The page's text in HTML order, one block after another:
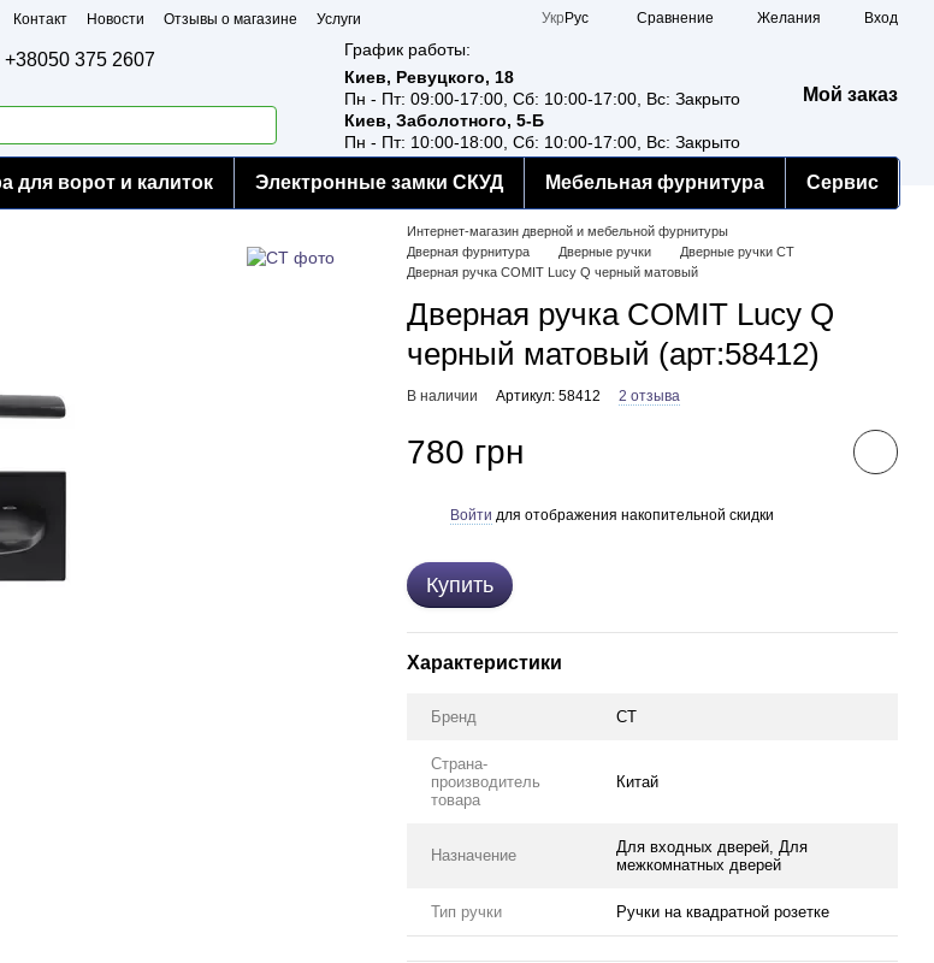
Контакт Новости Отзывы о магазине
Услуги
Укр Рус Сравнение Желания Вход
+38050 375 2607
График работы:
Киев, Ревуцкого, 18
Пн - Пт: 09:00-17:00, Сб: 10:00-17:00, Вс: Закрыто
Киев, Заболотного, 5-Б
Пн - Пт: 10:00-18:00, Сб: 10:00-17:00, Вс: Закрыто
Мой заказ
для ворот и калиток Электронные замки СКУД Мебельная фурнитура Сервис
Интернет-магазин дверной и мебельной фурнитуры
Дверная фурнитура
Дверные ручки
Дверные ручки CT
Дверная ручка COMIT Lucy Q черный матовый
Дверная ручка COMIT Lucy Q
черный матовый (арт:58412)
В наличии Артикул: 58412 2 отзыва
780 грн
Войти для отображения накопительной скидки
Купить
Характеристики
Бренд CT
Страна-
производитель
товара
Китай
Назначение
Для входных дверей, Для
межкомнатных дверей
Тип ручки Ручки на квадратной розетке